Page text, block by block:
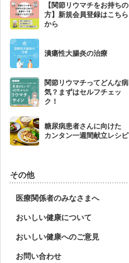
【関節リウマチをお持ちの
方】新規会員登録はこちら
から
潰瘍性大腸炎の治療
関節リウマチってどんな病
気？まずはセルフチェッ
ク！
糖尿病患者さんに向けた
カンタン一週間献立レシピ
その他
医療関係者のみなさまへ
おいしい健康について
おいしい健康へのご意見
お問い合わせ